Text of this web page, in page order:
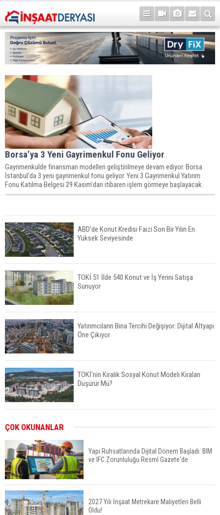
Borsa’ya 3 Yeni Gayrimenkul Fonu Geliyor
Gayrimenkulde finansman modelleri geliştirilmeye devam ediyor. Borsa
İstanbul’da 3 yeni gayrimenkul fonu geliyor. Yeni 3 Gayrimenkul Yatırım
Fonu Katılma Belgesi 29 Kasım'dan itibaren işlem görmeye başlayacak.
ABD'de Konut Kredisi Faizi Son Bir Yılın En
Yüksek Seviyesinde
TOKİ 51 İlde 540 Konut ve İş Yerini Satışa
Sunuyor
Yatırımcıların Bina Tercihi Değişiyor: Dijital Altyapı
Öne Çıkıyor
TOKİ'nin Kiralık Sosyal Konut Modeli Kiraları
Düşürür Mü?
Konut Satışları Güçlü Seyrini Korudu Yabancıya
Satış Geriledi
ÇOK OKUNANLAR
Yapı Ruhsatlarında Dijital Dönem Başladı: BIM
ve IFC Zorunluluğu Resmî Gazete'de
2027 Yılı İnşaat Metrekare Maliyetleri Belli
Oldu!